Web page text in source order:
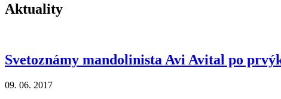
Aktuality
Svetoznámy mandolinista Avi Avital po
09. 06. 2017